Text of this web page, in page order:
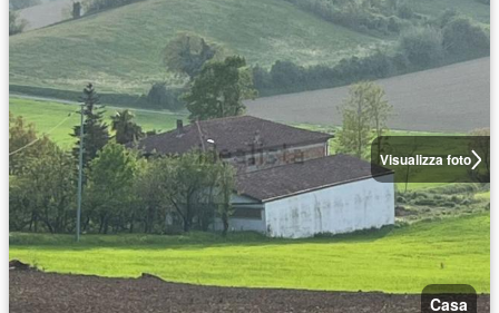
Visualizza foto
Casa